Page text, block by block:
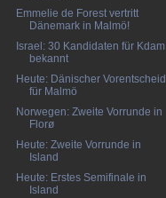
Emmelie de Forest vertritt
Dänemark in Malmö!
Israel: 30 Kandidaten für Kdam
bekannt
Heute: Dänischer Vorentscheid
für Malmö
Norwegen: Zweite Vorrunde in
Florø
Heute: Zweite Vorrunde in
Island
Heute: Erstes Semifinale in
Island